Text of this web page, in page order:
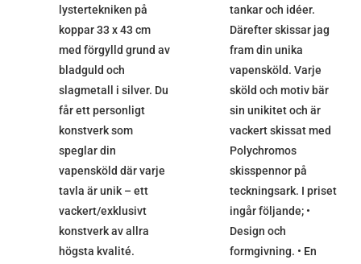
lystertekniken på
koppar 33 x 43 cm
med förgylld grund av
bladguld och
slagmetall i silver. Du
får ett personligt
konstverk som
speglar din
vapensköld där varje
tavla är unik – ett
vackert/exklusivt
konstverk av allra
högsta kvalité.
tankar och idéer.
Därefter skissar jag
fram din unika
vapensköld. Varje
sköld och motiv bär
sin unikitet och är
vackert skissat med
Polychromos
skisspennor på
teckningsark. I priset
ingår följande; •
Design och
formgivning. • En